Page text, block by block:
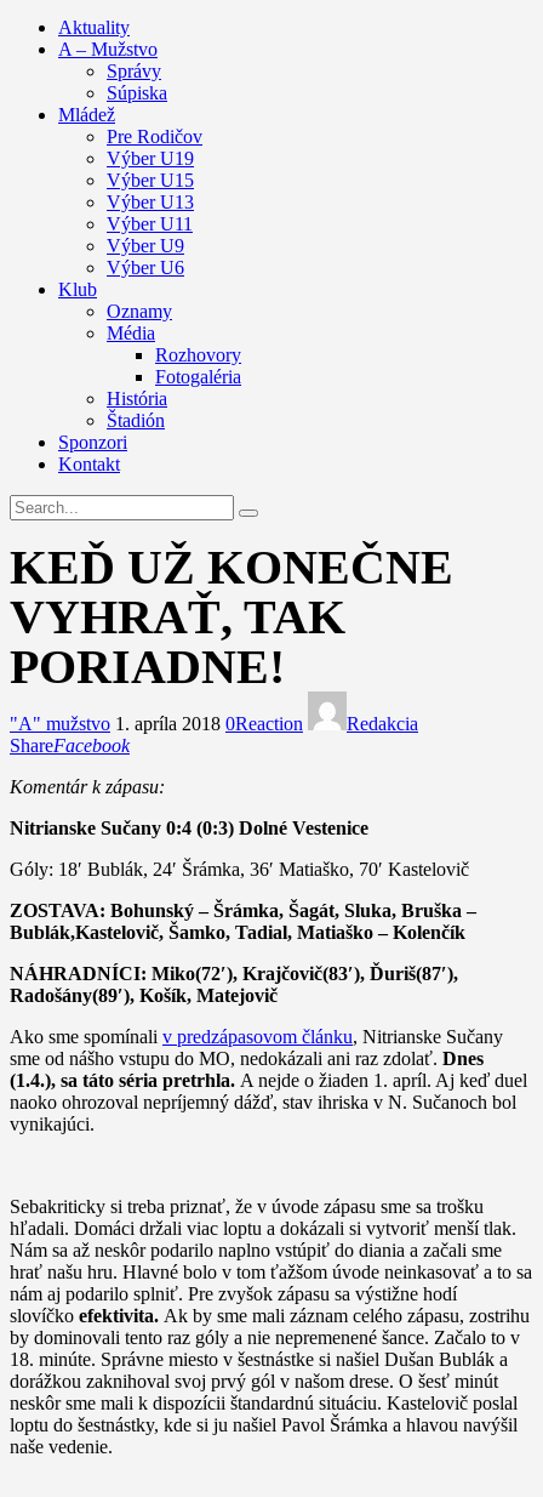
Aktuality
A – Mužstvo
Správy
Súpiska
Mládež
Pre Rodičov
Výber U19
Výber U15
Výber U13
Výber U11
Výber U9
Výber U6
Klub
Oznamy
Média
Rozhovory
Fotogaléria
História
Štadión
Sponzori
Kontakt
KEĎ UŽ KONEČNE
VYHRAŤ, TAK
PORIADNE!
"A" mužstvo 1. apríla 2018 0Reaction
Redakcia
ShareFacebook
Komentár k zápasu:
Nitrianske Sučany 0:4 (0:3) Dolné Vestenice
Góly: 18′ Bublák, 24′ Šrámka, 36′ Matiaško, 70′ Kastelovič
ZOSTAVA: Bohunský – Šrámka, Šagát, Sluka, Bruška –
Bublák,Kastelovič, Šamko, Tadial, Matiaško – Kolenčík
NÁHRADNÍCI: Miko(72′), Krajčovič(83′), Ďuriš(87′),
Radošány(89′), Košík, Matejovič
Ako sme spomínali v predzápasovom článku, Nitrianske Sučany
sme od nášho vstupu do MO, nedokázali ani raz zdolať. Dnes
(1.4.), sa táto séria pretrhla. A nejde o žiaden 1. apríl. Aj keď duel
naoko ohrozoval nepríjemný dážď, stav ihriska v N. Sučanoch bol
vynikajúci.
Sebakriticky si treba priznať, že v úvode zápasu sme sa trošku
hľadali. Domáci držali viac loptu a dokázali si vytvoriť menší tlak.
Nám sa až neskôr podarilo naplno vstúpiť do diania a začali sme
hrať našu hru. Hlavné bolo v tom ťažšom úvode neinkasovať a to sa
nám aj podarilo splniť. Pre zvyšok zápasu sa výstižne hodí
slovíčko efektivita. Ak by sme mali záznam celého zápasu, zostrihu
by dominovali tento raz góly a nie nepremenené šance. Začalo to v
18. minúte. Správne miesto v šestnástke si našiel Dušan Bublák a
dorážkou zaknihoval svoj prvý gól v našom drese. O šesť minút
neskôr sme mali k dispozícii štandardnú situáciu. Kastelovič poslal
loptu do šestnástky, kde si ju našiel Pavol Šrámka a hlavou navýšil
naše vedenie.